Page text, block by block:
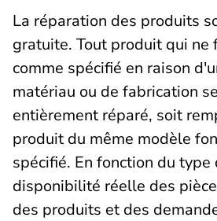
La réparation des produits
gratuite. Tout produit qui ne
comme spécifié en raison
matériau ou de fabrication
entièrement réparé, soit
produit du même modèle
spécifié. En fonction du
disponibilité réelle des
des produits et des